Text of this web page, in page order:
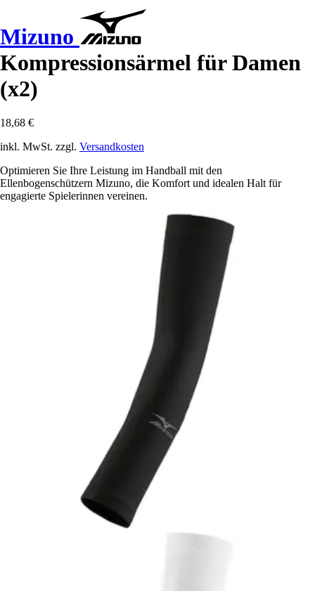
Mizuno
Kompressionsärmel für Damen
(x2)
18,68 €
inkl. MwSt. zzgl. Versandkosten
Optimieren Sie Ihre Leistung im Handball mit den
Ellenbogenschützern Mizuno, die Komfort und idealen Halt für
engagierte Spielerinnen vereinen.